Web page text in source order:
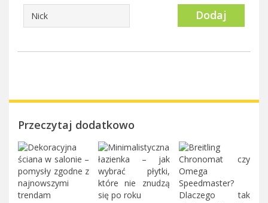
Dodaj
Przeczytaj dodatkowo